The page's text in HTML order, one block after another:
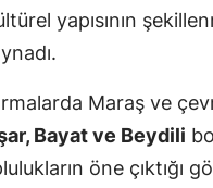
yapısının
Maraş ve
Bayat ve Beydili
öne çıktığı